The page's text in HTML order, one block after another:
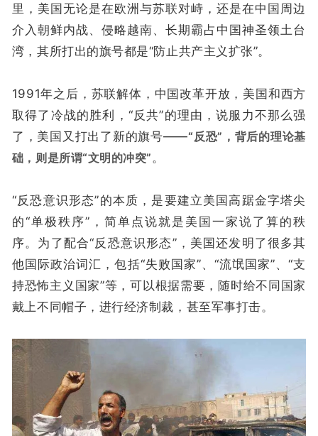
里，美国无论是在欧洲与苏联对峙，还是在中国周边
介入朝鲜内战、侵略越南、长期霸占中国神圣领土台
湾，其所打出的旗号都是“防止共产主义扩张”。
1991年之后，苏联解体，中国改革开放，美国和西方
取得了冷战的胜利，“反共”的理由，说服力不那么强
了，美国又打出了新的旗号——“反恐”，背后的理论基
础，则是所谓“文明的冲突” 。
“反恐意识形态”的本质，是要建立美国高踞金字塔尖
的“单极秩序”，简单点说就是美国一家说了算的秩
序。为了配合“反恐意识形态”，美国还发明了很多其
他国际政治词汇，包括“失败国家”、“流氓国家”、“支
持恐怖主义国家”等，可以根据需要，随时给不同国家
戴上不同帽子，进行经济制裁，甚至军事打击。